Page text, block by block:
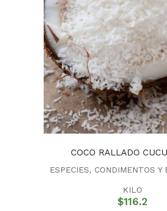
COCO RALLADO
ESPECIES, CONDIMENTOS Y
KILO
$116.2